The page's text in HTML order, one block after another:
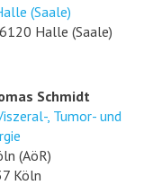
(Saale)
Halle (Saale)
Schmidt
, Tumor- und
(AöR)
Köln